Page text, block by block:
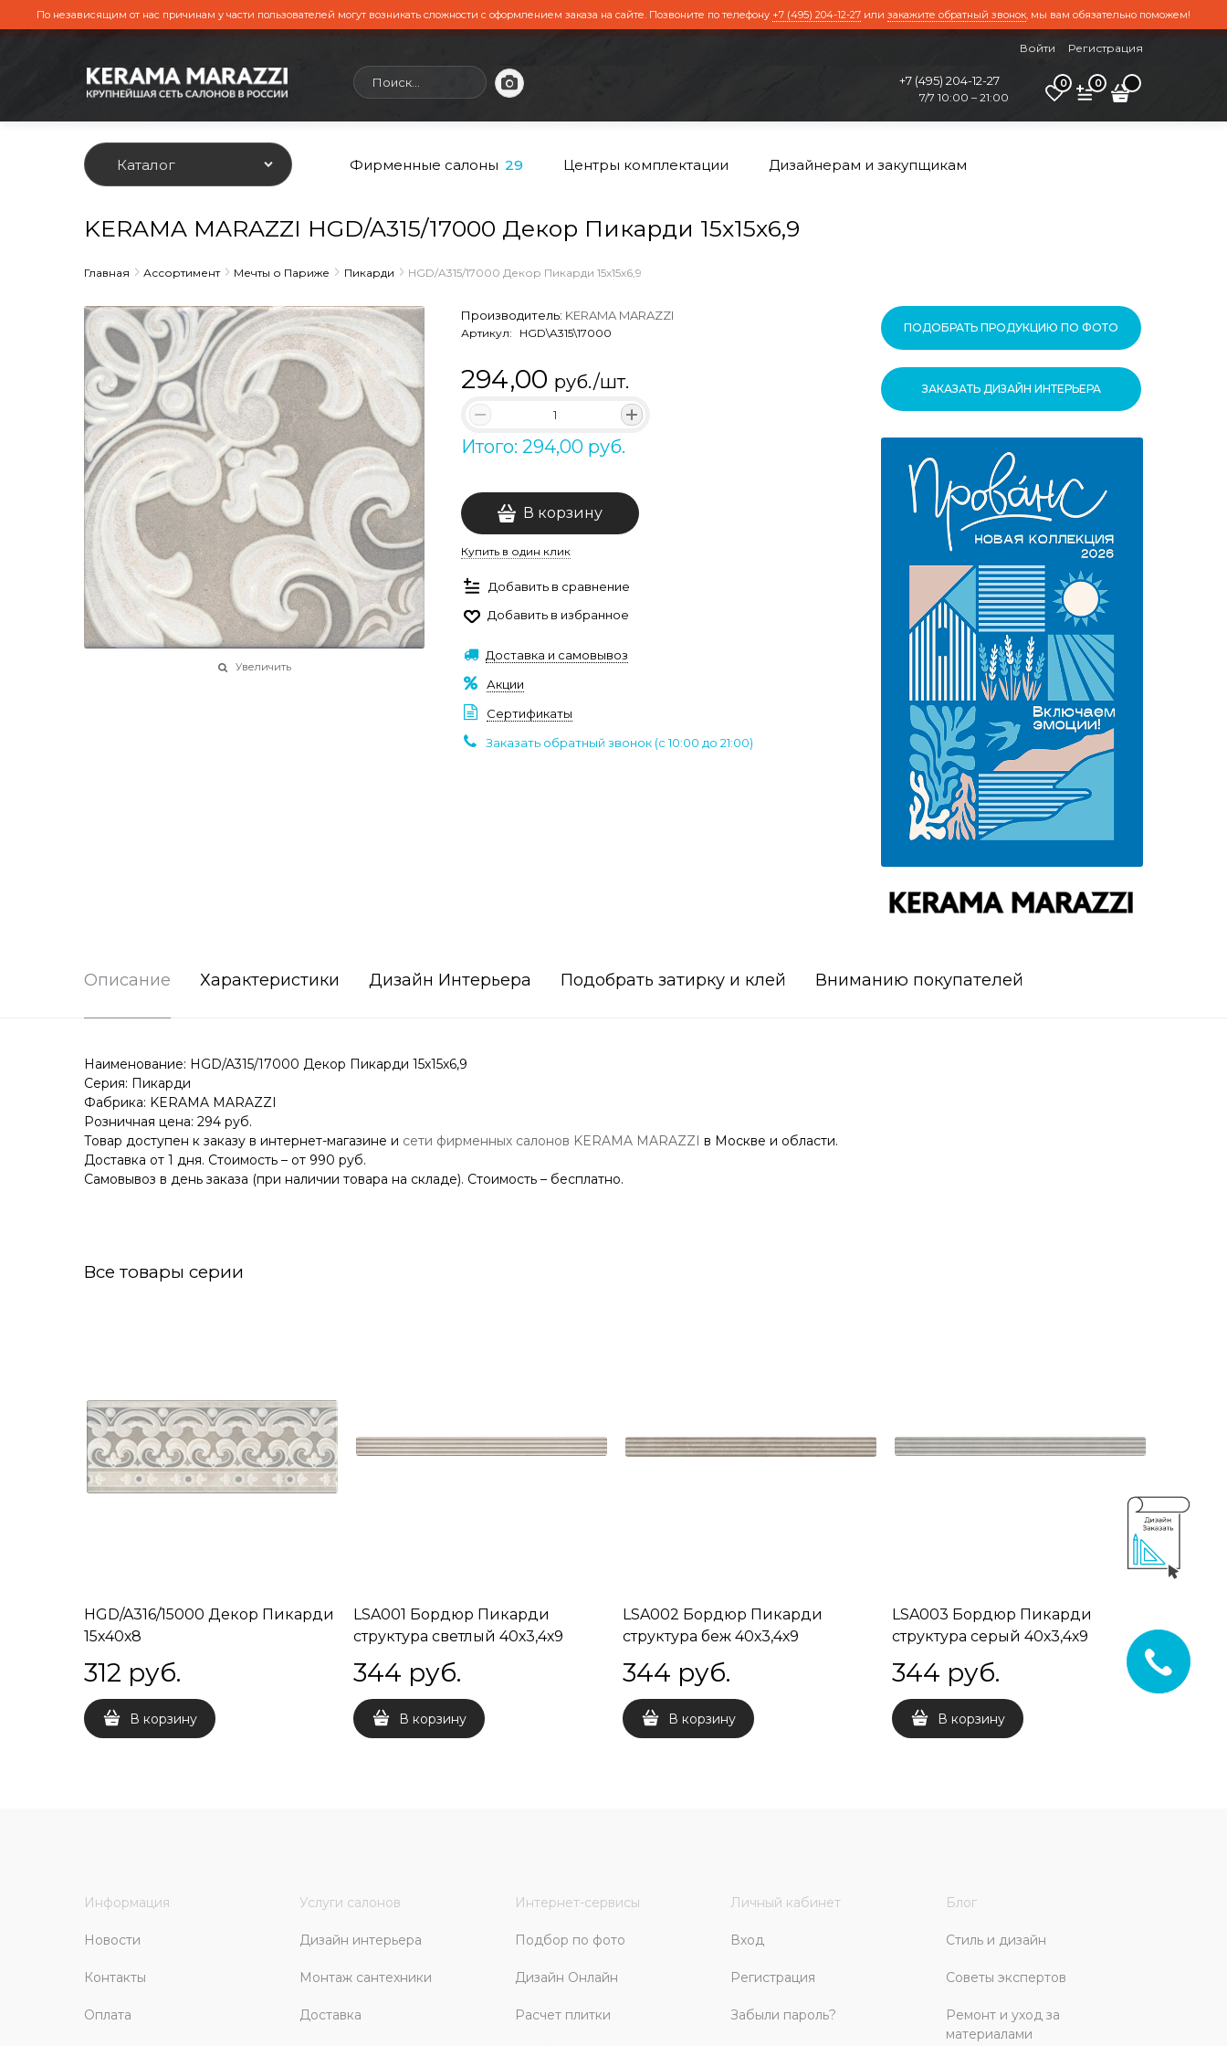
По независящим от нас причинам у части пользователей могут возникать сложности с оформлением заказа на сайте. Позвоните по телефону +7 (495) 204-12-27 или закажите обратный звонок, мы вам обязательно поможем!
Войти Регистрация
+7 (495) 204-12-27
7/7 10:00 – 21:00
0 0
Каталог Фирменные салоны 29 Центры комплектации Дизайнерам и закупщикам
KERAMA MARAZZI HGD/A315/17000 Декор Пикарди 15х15х6,9
Главная Ассортимент Мечты о Париже Пикарди HGD/A315/17000 Декор Пикарди 15х15х6,9
Увеличить
Производитель: KERAMA MARAZZI
Артикул: HGD\A315\17000
294,00 руб./шт.
Итого: 294,00 руб.
В корзину
Купить в один клик
Добавить в сравнение
Добавить в избранное
Доставка и самовывоз
Акции
Сертификаты
Заказать обратный звонок (c 10:00 до 21:00)
ПОДОБРАТЬ ПРОДУКЦИЮ ПО ФОТО
ЗАКАЗАТЬ ДИЗАЙН ИНТЕРЬЕРА
Описание Характеристики Дизайн Интерьера Подобрать затирку и клей Вниманию покупателей
Наименование: HGD/A315/17000 Декор Пикарди 15х15х6,9
Серия: Пикарди
Фабрика: KERAMA MARAZZI
Розничная цена: 294 руб.
Товар доступен к заказу в интернет-магазине и сети фирменных салонов KERAMA MARAZZI в Москве и области.
Доставка от 1 дня. Стоимость – от 990 руб.
Самовывоз в день заказа (при наличии товара на складе). Стоимость – бесплатно.
Все товары серии
HGD/A316/15000 Декор Пикарди
15х40х8
312 руб.
В корзину
LSA001 Бордюр Пикарди
структура светлый 40х3,4х9
344 руб.
В корзину
LSA002 Бордюр Пикарди
структура беж 40х3,4х9
344 руб.
В корзину
LSA003 Бордюр Пикарди
структура серый 40х3,4х9
344 руб.
В корзину
Информация
Новости
Контакты
Оплата
Услуги салонов
Дизайн интерьера
Монтаж сантехники
Доставка
Интернет-сервисы
Подбор по фото
Дизайн Онлайн
Расчет плитки
Личный кабинет
Вход
Регистрация
Забыли пароль?
Блог
Стиль и дизайн
Советы экспертов
Ремонт и уход за
материалами